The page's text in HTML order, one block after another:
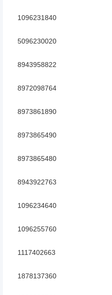
1096231840
5096230020
8943958822
8972098764
8973861890
8973865490
8973865480
8943922763
1096234640
1096255760
1117402663
1878137360